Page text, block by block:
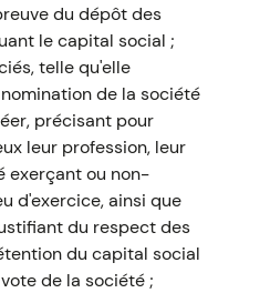
du dépôt des
le capital social ;
telle qu'elle
de la société
précisant pour
leur profession, leur
exerçant ou non-
d'exercice, ainsi que
du respect des
du capital social
de la société ;